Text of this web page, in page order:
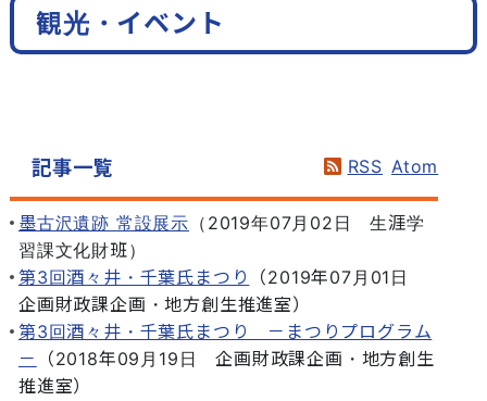
産業・しごと
観光・イベント
記事一覧 RSS Atom
墨古沢遺跡 常設展示 （ 2019年07月02日
生涯学
習課文化財班）
第3回酒々井・千葉氏まつり
（2019年07月01日
企画財政課企画・地方創生推進室）
第3回酒々井・千葉氏まつり －まつりプログラム
－
（2018年09月19日
企画財政課企画・地方創生
推進室）